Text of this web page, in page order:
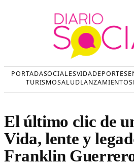
PORTADASOCIALESVIDADEPORTES
TURISMOSALUDLANZAMIENTOS
El último clic de
Vida, lente y
Franklin